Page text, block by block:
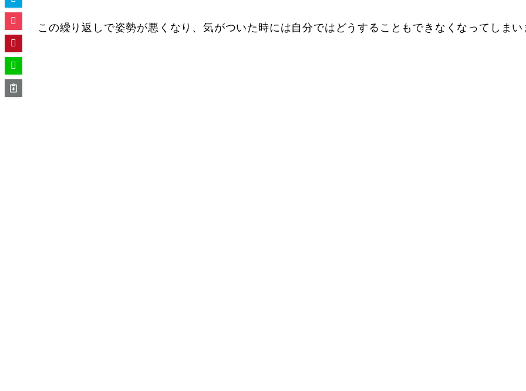
この繰り返しで姿勢が悪くなり、気がついた時には自分ではどうすることもできなくなってしまい